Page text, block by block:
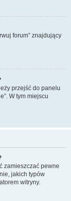
forum” znajdujący
przejść do panelu
W tym miejscu
zamieszczać pewne
jakich typów
witryny.